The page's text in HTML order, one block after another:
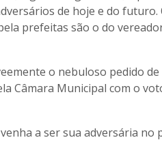
de hoje e do futuro.
prefeitas são o do
o nebuloso pedido
Câmara Municipal com o
a ser sua adversária